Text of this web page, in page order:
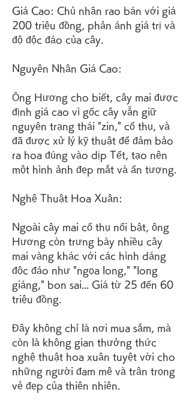
Giá Cao: Chủ nhân rao bán với giá
200 triệu đồng, phản ánh giá trị và
độ độc đáo của cây.
Nguyên Nhân Giá Cao:
Ông Hương cho biết, cây mai được
định giá cao vì gốc cây vẫn giữ
nguyên trạng thái "zin," cổ thụ, và
đã được xử lý kỹ thuật để đảm bảo
ra hoa đúng vào dịp Tết, tạo nên
một hình ảnh đẹp mắt và ấn tượng.
Nghệ Thuật Hoa Xuân:
Ngoài cây mai cổ thụ nổi bật, ông
Hương còn trưng bày nhiều cây
mai vàng khác với các hình dáng
độc đáo như "ngọa long," "long
giáng," bon sai... Giá từ 25 đến 60
triệu đồng.
Đây không chỉ là nơi mua sắm, mà
còn là không gian thưởng thức
nghệ thuật hoa xuân tuyệt vời cho
những người đam mê và trân trọng
vẻ đẹp của thiên nhiên.